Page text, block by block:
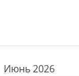
Июнь 2026